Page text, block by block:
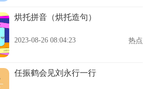
烘托拼音（烘托造句）
2023-08-26 08:04:23 热点
任振鹤会见刘永行一行